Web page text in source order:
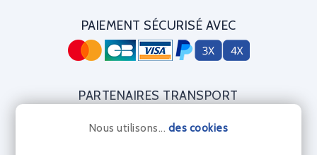
Nous utilisons... des cookies
PAIEMENT SÉCURISÉ AVEC
PARTENAIRES TRANSPORT